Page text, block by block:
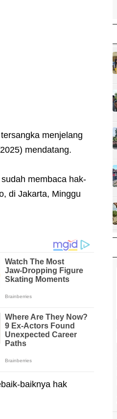
menjelang
mendatang.
membaca hak-
di Jakarta, Minggu
baiknya hak